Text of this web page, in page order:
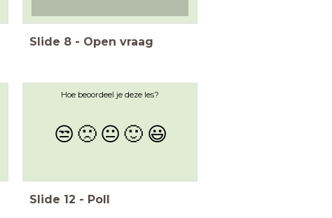
Slide 8 - Open vraag
Hoe beoordeel je deze les?
😒 🙁 😐 🙂 😃
Slide 12 - Poll